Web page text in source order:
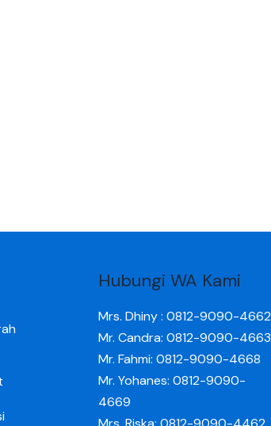
Hubungi WA Kami
Mrs. Dhiny : 0812-9090-4662
Mr. Candra: 0812-9090-4663
Mr. Fahmi: 0812-9090-4668
Mr. Yohanes: 0812-9090-
4669